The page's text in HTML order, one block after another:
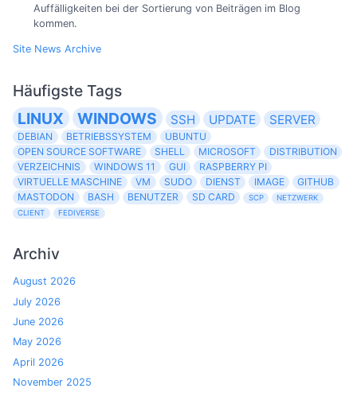
Auffälligkeiten bei der Sortierung von Beiträgen im Blog
kommen.
Site News Archive
Häufigste Tags
LINUX
WINDOWS SSH UPDATE SERVER
DEBIAN BETRIEBSSYSTEM
UBUNTU
OPEN SOURCE SOFTWARE
SHELL MICROSOFT
DISTRIBUTION
VERZEICHNIS
WINDOWS 11 GUI
RASPBERRY PI
VIRTUELLE MASCHINE
VM SUDO DIENST IMAGE
GITHUB
MASTODON
BASH BENUTZER SD CARD SCP
NETZWERK
CLIENT
FEDIVERSE
Archiv
August 2026
July 2026
June 2026
May 2026
April 2026
November 2025